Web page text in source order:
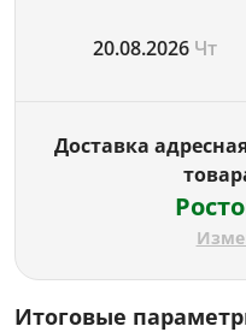
20.08.2026 Чт
Доставка
Итоговые